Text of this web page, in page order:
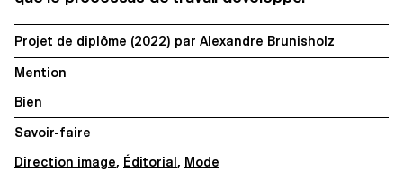
Projet de diplôme (2022) par Alexandre Brunisholz
Mention
Bien
Savoir-faire
Direction image, Éditorial , Mode